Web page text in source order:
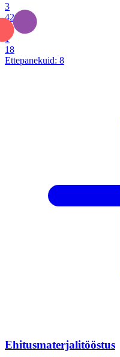
3
42
1
18
Ettepanekuid: 8
Ehitusmaterjalitööstus